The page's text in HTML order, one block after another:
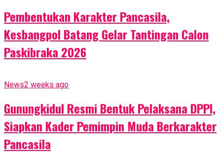
Pembentukan Karakter Pancasila,
Kesbangpol Batang Gelar Tantingan Calon
Paskibraka 2026
News2 weeks ago
Gunungkidul Resmi Bentuk Pelaksana DPPI,
Siapkan Kader Pemimpin Muda Berkarakter
Pancasila